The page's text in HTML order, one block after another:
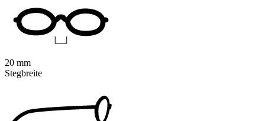
20 mm
Stegbreite